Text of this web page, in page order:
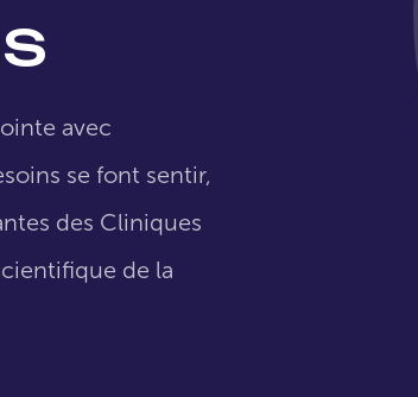
avec
se font sentir,
des Cliniques
de la